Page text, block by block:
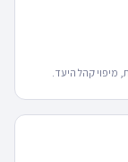
מיפוי קהל היעד.